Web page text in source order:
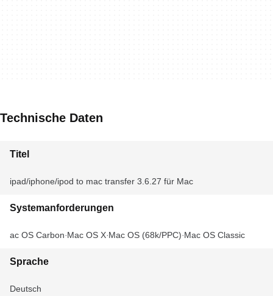
Technische Daten
Titel
ipad/iphone/ipod to mac transfer 3.6.27 für Mac
Systemanforderungen
Mac OS Carbon Mac OS X Mac OS (68k/PPC) Mac OS Classic
Sprache
Deutsch